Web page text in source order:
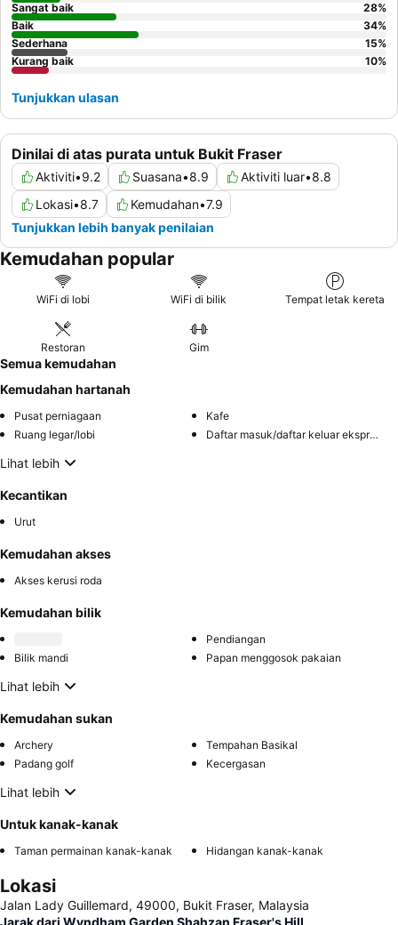
Dinilai di atas purata untuk Bukit Fraser
Aktiviti•9.2 Suasana•8.9 Aktiviti luar•8.8
Lokasi•8.7 Kemudahan•7.9
Tunjukkan lebih banyak penilaian
Sangat baik
28%
Baik
34%
Sederhana
15%
Kurang baik
10%
Tunjukkan ulasan
Kemudahan popular
WiFi di lobi WiFi di bilik Tempat letak kereta
Restoran Gim
Semua kemudahan
Kemudahan hartanah
Pusat perniagaan
Kafe
Ruang legar/lobi
Daftar masuk/daftar keluar ekspres
Lihat lebih
Kecantikan
Urut
Kemudahan akses
Akses kerusi roda
Kemudahan bilik
Pendiangan
Bilik mandi
Papan menggosok pakaian
Lihat lebih
Kemudahan sukan
Archery
Tempahan Basikal
Padang golf
Kecergasan
Lihat lebih
Untuk kanak-kanak
Taman permainan kanak-kanak Hidangan kanak-kanak
Lokasi
Jalan Lady Guillemard, 49000, Bukit Fraser, Malaysia
Jarak dari Wyndham Garden Shahzan Fraser's Hill